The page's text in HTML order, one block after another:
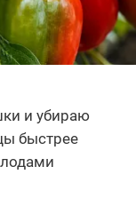
и убираю
быстрее